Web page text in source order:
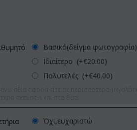
Βασικό(δείγμα φωτογραφία)
Ιδιαίτερο (+€20.00)
Πολυτελές (+€40.00)
Όχι,ευχαριστώ